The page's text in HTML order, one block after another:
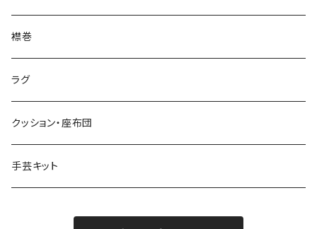
襟巻
ラグ
クッション・座布団
手芸キット